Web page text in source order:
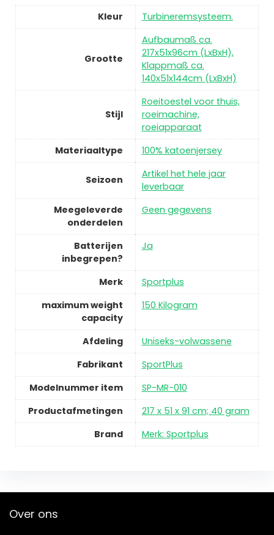
Kleur Turbineremsysteem.
Grootte
Aufbaumaß ca.
217x51x96cm (LxBxH),
Klappmaß ca.
140x51x144cm (LxBxH)
Stijl
Roeitoestel voor thuis,
roeimachine,
roeiapparaat
Materiaaltype
100% katoenjersey
Seizoen
Artikel het hele jaar
leverbaar
Meegeleverde
onderdelen
Geen gegevens
Batterijen
inbegrepen?
Ja
Merk
Sportplus
maximum weight
capacity
150 Kilogram
Afdeling
Uniseks-volwassene
Fabrikant
SportPlus
Modelnummer item
SP-MR-010
Productafmetingen
217 x 51 x 91 cm; 40 gram
Brand
Merk: Sportplus
Over ons